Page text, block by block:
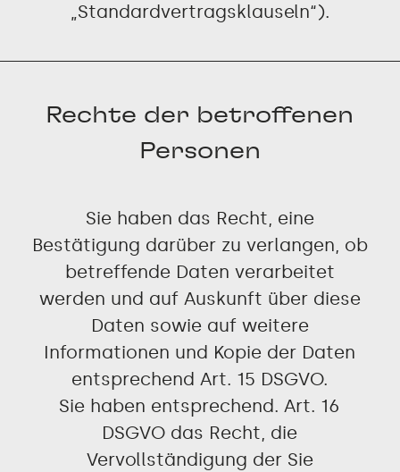
„Standardvertragsklauseln“).
Rechte der betroffenen
Personen
Sie haben das Recht, eine
Bestätigung darüber zu verlangen, ob
betreffende Daten verarbeitet
werden und auf Auskunft über diese
Daten sowie auf weitere
Informationen und Kopie der Daten
entsprechend Art. 15 DSGVO.
Sie haben entsprechend. Art. 16
DSGVO das Recht, die
Vervollständigung der Sie